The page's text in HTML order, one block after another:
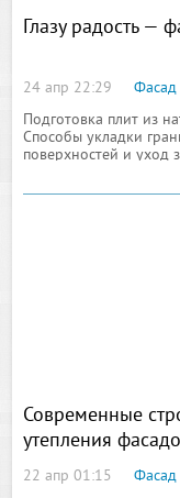
Глазу радость —
24 апр 22:29
Подготовка плит из
Способы укладки
поверхностей и
Современные
утепления
22 апр 01:15